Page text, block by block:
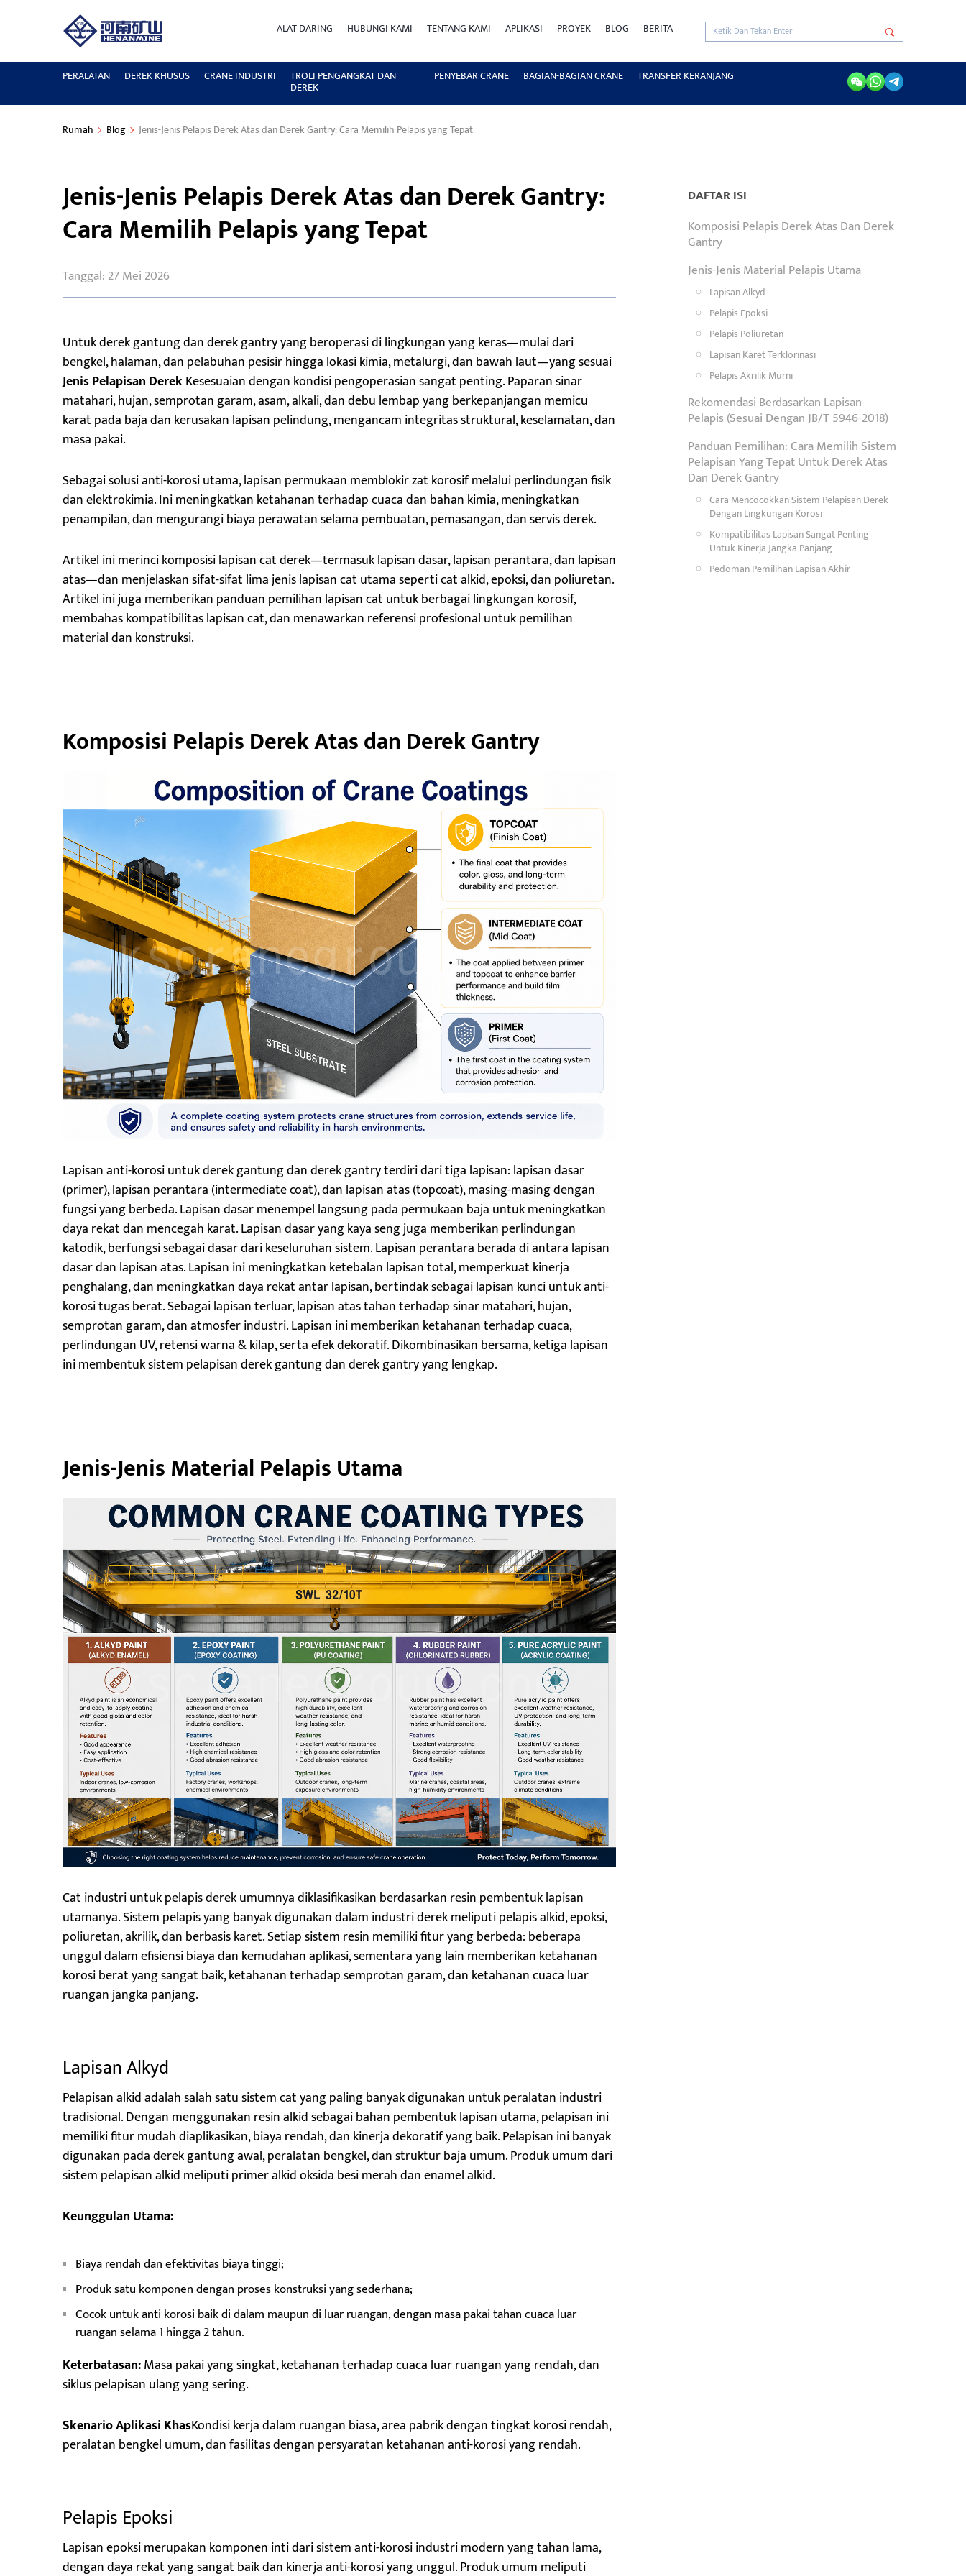
ALAT DARING HUBUNGI KAMI TENTANG KAMI APLIKASI PROYEK BLOG BERITA
PERALATAN DEREK KHUSUS CRANE INDUSTRI TROLI PENGANGKAT DAN
DEREK
PENYEBAR CRANE BAGIAN-BAGIAN CRANE TRANSFER KERANJANG
Rumah Blog Jenis-Jenis Pelapis Derek Atas dan Derek Gantry: Cara Memilih Pelapis yang Tepat
Jenis-Jenis Pelapis Derek Atas dan Derek Gantry:
Cara Memilih Pelapis yang Tepat
Tanggal: 27 Mei 2026
DAFTAR ISI
Komposisi Pelapis Derek Atas Dan Derek
Gantry
Jenis-Jenis Material Pelapis Utama
Lapisan Alkyd
Pelapis Epoksi
Pelapis Poliuretan
Lapisan Karet Terklorinasi
Pelapis Akrilik Murni
Rekomendasi Berdasarkan Lapisan
Pelapis (Sesuai Dengan JB/T 5946-2018)
Panduan Pemilihan: Cara Memilih Sistem
Pelapisan Yang Tepat Untuk Derek Atas
Dan Derek Gantry
Cara Mencocokkan Sistem Pelapisan Derek
Dengan Lingkungan Korosi
Kompatibilitas Lapisan Sangat Penting
Untuk Kinerja Jangka Panjang
Pedoman Pemilihan Lapisan Akhir
Untuk derek gantung dan derek gantry yang beroperasi di lingkungan yang keras—mulai dari
bengkel, halaman, dan pelabuhan pesisir hingga lokasi kimia, metalurgi, dan bawah laut—yang sesuai
Jenis Pelapisan DerekKesesuaian dengan kondisi pengoperasian sangat penting. Paparan sinar
matahari, hujan, semprotan garam, asam, alkali, dan debu lembap yang berkepanjangan memicu
karat pada baja dan kerusakan lapisan pelindung, mengancam integritas struktural, keselamatan, dan
masa pakai.
Sebagai solusi anti-korosi utama, lapisan permukaan memblokir zat korosif melalui perlindungan fisik
dan elektrokimia. Ini meningkatkan ketahanan terhadap cuaca dan bahan kimia, meningkatkan
penampilan, dan mengurangi biaya perawatan selama pembuatan, pemasangan, dan servis derek.
Artikel ini merinci komposisi lapisan cat derek—termasuk lapisan dasar, lapisan perantara, dan lapisan
atas—dan menjelaskan sifat-sifat lima jenis lapisan cat utama seperti cat alkid, epoksi, dan poliuretan.
Artikel ini juga memberikan panduan pemilihan lapisan cat untuk berbagai lingkungan korosif,
membahas kompatibilitas lapisan cat, dan menawarkan referensi profesional untuk pemilihan
material dan konstruksi.
Komposisi Pelapis Derek Atas dan Derek Gantry
Lapisan anti-korosi untuk derek gantung dan derek gantry terdiri dari tiga lapisan: lapisan dasar
(primer), lapisan perantara (intermediate coat), dan lapisan atas (topcoat), masing-masing dengan
fungsi yang berbeda. Lapisan dasar menempel langsung pada permukaan baja untuk meningkatkan
daya rekat dan mencegah karat. Lapisan dasar yang kaya seng juga memberikan perlindungan
katodik, berfungsi sebagai dasar dari keseluruhan sistem. Lapisan perantara berada di antara lapisan
dasar dan lapisan atas. Lapisan ini meningkatkan ketebalan lapisan total, memperkuat kinerja
penghalang, dan meningkatkan daya rekat antar lapisan, bertindak sebagai lapisan kunci untuk anti-
korosi tugas berat. Sebagai lapisan terluar, lapisan atas tahan terhadap sinar matahari, hujan,
semprotan garam, dan atmosfer industri. Lapisan ini memberikan ketahanan terhadap cuaca,
perlindungan UV, retensi warna & kilap, serta efek dekoratif. Dikombinasikan bersama, ketiga lapisan
ini membentuk sistem pelapisan derek gantung dan derek gantry yang lengkap.
Jenis-Jenis Material Pelapis Utama
Cat industri untuk pelapis derek umumnya diklasifikasikan berdasarkan resin pembentuk lapisan
utamanya. Sistem pelapis yang banyak digunakan dalam industri derek meliputi pelapis alkid, epoksi,
poliuretan, akrilik, dan berbasis karet. Setiap sistem resin memiliki fitur yang berbeda: beberapa
unggul dalam efisiensi biaya dan kemudahan aplikasi, sementara yang lain memberikan ketahanan
korosi berat yang sangat baik, ketahanan terhadap semprotan garam, dan ketahanan cuaca luar
ruangan jangka panjang.
Lapisan Alkyd
Pelapisan alkid adalah salah satu sistem cat yang paling banyak digunakan untuk peralatan industri
tradisional. Dengan menggunakan resin alkid sebagai bahan pembentuk lapisan utama, pelapisan ini
memiliki fitur mudah diaplikasikan, biaya rendah, dan kinerja dekoratif yang baik. Pelapisan ini banyak
digunakan pada derek gantung awal, peralatan bengkel, dan struktur baja umum. Produk umum dari
sistem pelapisan alkid meliputi primer alkid oksida besi merah dan enamel alkid.
Keunggulan Utama:
Biaya rendah dan efektivitas biaya tinggi;
Produk satu komponen dengan proses konstruksi yang sederhana;
Cocok untuk anti korosi baik di dalam maupun di luar ruangan, dengan masa pakai tahan cuaca luar
ruangan selama 1 hingga 2 tahun.
Keterbatasan:Masa pakai yang singkat, ketahanan terhadap cuaca luar ruangan yang rendah, dan
siklus pelapisan ulang yang sering.
Skenario Aplikasi KhasKondisi kerja dalam ruangan biasa, area pabrik dengan tingkat korosi rendah,
peralatan bengkel umum, dan fasilitas dengan persyaratan ketahanan anti-korosi yang rendah.
Pelapis Epoksi
Lapisan epoksi merupakan komponen inti dari sistem anti-korosi industri modern yang tahan lama,
dengan daya rekat yang sangat baik dan kinerja anti-korosi yang unggul. Produk umum meliputi